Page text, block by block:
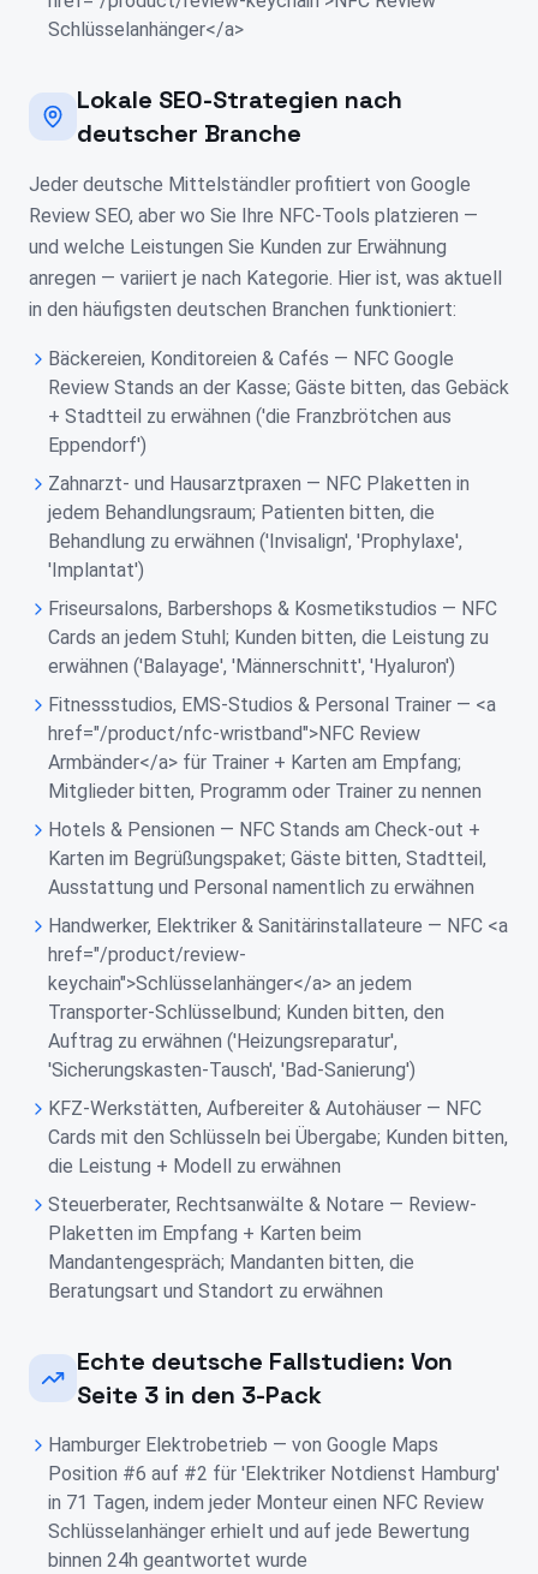
Schlüsselanhänger</a>
Lokale SEO-Strategien nach
deutscher Branche
Jeder deutsche Mittelständler profitiert von Google
Review SEO, aber wo Sie Ihre NFC-Tools platzieren —
und welche Leistungen Sie Kunden zur Erwähnung
anregen — variiert je nach Kategorie. Hier ist, was aktuell
in den häufigsten deutschen Branchen funktioniert:
Bäckereien, Konditoreien & Cafés — NFC Google
Review Stands an der Kasse; Gäste bitten, das Gebäck
+ Stadtteil zu erwähnen ('die Franzbrötchen aus
Eppendorf')
Zahnarzt- und Hausarztpraxen — NFC Plaketten in
jedem Behandlungsraum; Patienten bitten, die
Behandlung zu erwähnen ('Invisalign', 'Prophylaxe',
'Implantat')
Friseursalons, Barbershops & Kosmetikstudios — NFC
Cards an jedem Stuhl; Kunden bitten, die Leistung zu
erwähnen ('Balayage', 'Männerschnitt', 'Hyaluron')
Fitnessstudios, EMS-Studios & Personal Trainer — <a
href="/product/nfc-wristband">NFC Review
Armbänder</a> für Trainer + Karten am Empfang;
Mitglieder bitten, Programm oder Trainer zu nennen
Hotels & Pensionen — NFC Stands am Check-out +
Karten im Begrüßungspaket; Gäste bitten, Stadtteil,
Ausstattung und Personal namentlich zu erwähnen
Handwerker, Elektriker & Sanitärinstallateure — NFC <a
href="/product/review-
keychain">Schlüsselanhänger</a> an jedem
Transporter-Schlüsselbund; Kunden bitten, den
Auftrag zu erwähnen ('Heizungsreparatur',
'Sicherungskasten-Tausch', 'Bad-Sanierung')
KFZ-Werkstätten, Aufbereiter & Autohäuser — NFC
Cards mit den Schlüsseln bei Übergabe; Kunden bitten,
die Leistung + Modell zu erwähnen
Steuerberater, Rechtsanwälte & Notare — Review-
Plaketten im Empfang + Karten beim
Mandantengespräch; Mandanten bitten, die
Beratungsart und Standort zu erwähnen
Echte deutsche Fallstudien: Von
Seite 3 in den 3-Pack
Hamburger Elektrobetrieb — von Google Maps
Position #6 auf #2 für 'Elektriker Notdienst Hamburg'
in 71 Tagen, indem jeder Monteur einen NFC Review
Schlüsselanhänger erhielt und auf jede Bewertung
binnen 24h geantwortet wurde